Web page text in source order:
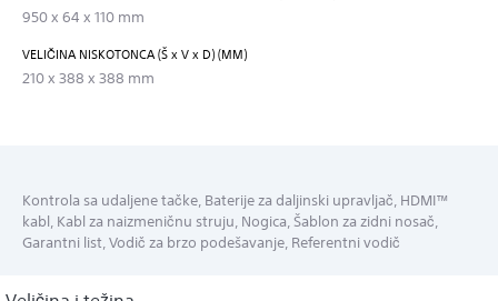
950 x 64 x 110 mm
VELIČINA NISKOTONCA (Š x V x D) (MM)
210 x 388 x 388 mm
Kontrola sa udaljene tačke, Baterije za daljinski upravljač, HDMI™
kabl, Kabl za naizmeničnu struju, Nogica, Šablon za zidni nosač,
Garantni list, Vodič za brzo podešavanje, Referentni vodič